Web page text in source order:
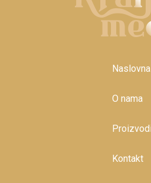
Naslovna
O nama
Proizvodi
Kontakt